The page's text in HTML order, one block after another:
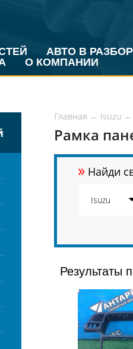
АВТО В РАЗБОР
О КОМПАНИИ
Главная ← Isuzu ←
Рамка
» Найди
Результаты